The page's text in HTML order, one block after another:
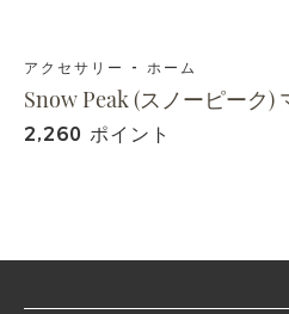
アクセサリー - ホーム
Snow Peak (スノーピーク)
2,260 ポイント